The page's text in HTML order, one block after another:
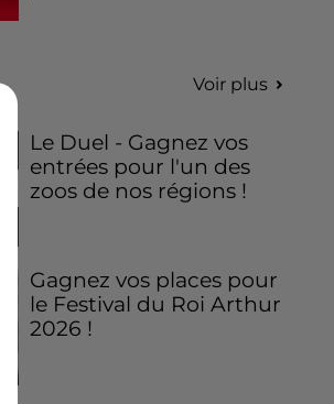
Voir plus
Le Duel - Gagnez vos
entrées pour l'un des
zoos de nos régions !
Gagnez vos places pour
le Festival du Roi Arthur
2026 !